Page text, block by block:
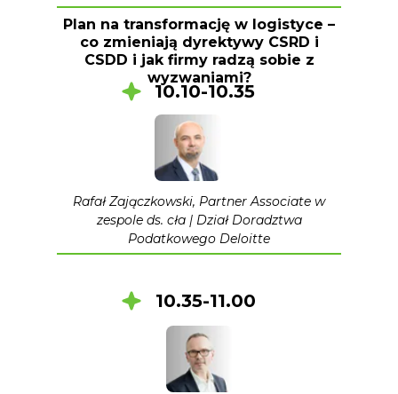
Plan na transformację w logistyce –
co zmieniają dyrektywy CSRD i
CSDD i jak firmy radzą sobie z
wyzwaniami?
10.35-11.00
Rafał Zajączkowski, Partner Associate w
zespole ds. cła | Dział Doradztwa
Podatkowego Deloitte
10.10-10.35